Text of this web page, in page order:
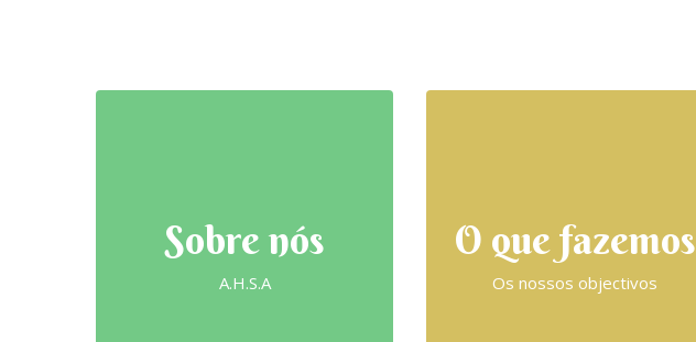
Sobre nós
A.H.S.A
O que fazemos
Os nossos objectivos